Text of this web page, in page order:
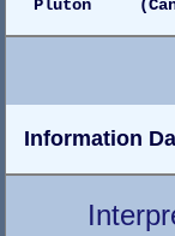
Pluton
Information